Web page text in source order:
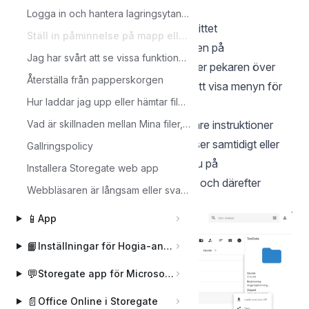
Logga in och hantera lagringsytan via webben
Ställ in påminnelse på mapp eller fil
Jag har svårt att se vissa funktioner i webbgränssnittet?
Återställa från papperskorgen
Hur laddar jag upp eller hämtar filer utan att använda något program?
Vad är skillnaden mellan Mina filer, Gemensamma filer och Datorbackup?
Gallringspolicy
Installera Storegate web app
Webbläsaren är långsam eller svarar inte som förväntat vid användning av Storegate
📱 App
📙 Inställningar för Hogia-användare
💬 Storegate app för Microsoft Teams
📄 Office Online i Storegate
viktigt datum igen. Gör så här:
Logga in på ditt konto i webbgränssnittet
Gå till filen/mappen och klicka antingen på
kalenderikonen som visas när du håller pekaren över
objektet eller välj att klicka på … för att visa menyn för
objektet
VäljSkapa påminnelse och följ vidare instruktioner
Om du vill hantera alla dina påminnelser samtidigt eller
lägga till flera i samma vy så klickar du på
kontoinställningar, notifikationer
och därefter